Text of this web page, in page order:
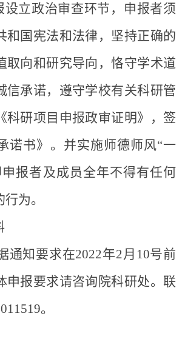
设立政治审查环节，申报者须
和国宪法和法律，坚持正确的
取向和研究导向，恪守学术道
信承诺，遵守学校有关科研管
科研项目申报政审证明》，签
诺书》。并实施师德师风“一
报者及成员全年不得有任何
为。
通知要求在2022年2月 10号前
申报要求请咨询院科研处。 联
。